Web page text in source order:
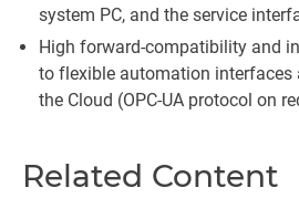
system PC, and the service
High forward-compatibility and
to flexible automation interfaces
the Cloud (OPC-UA protocol on
Related Content